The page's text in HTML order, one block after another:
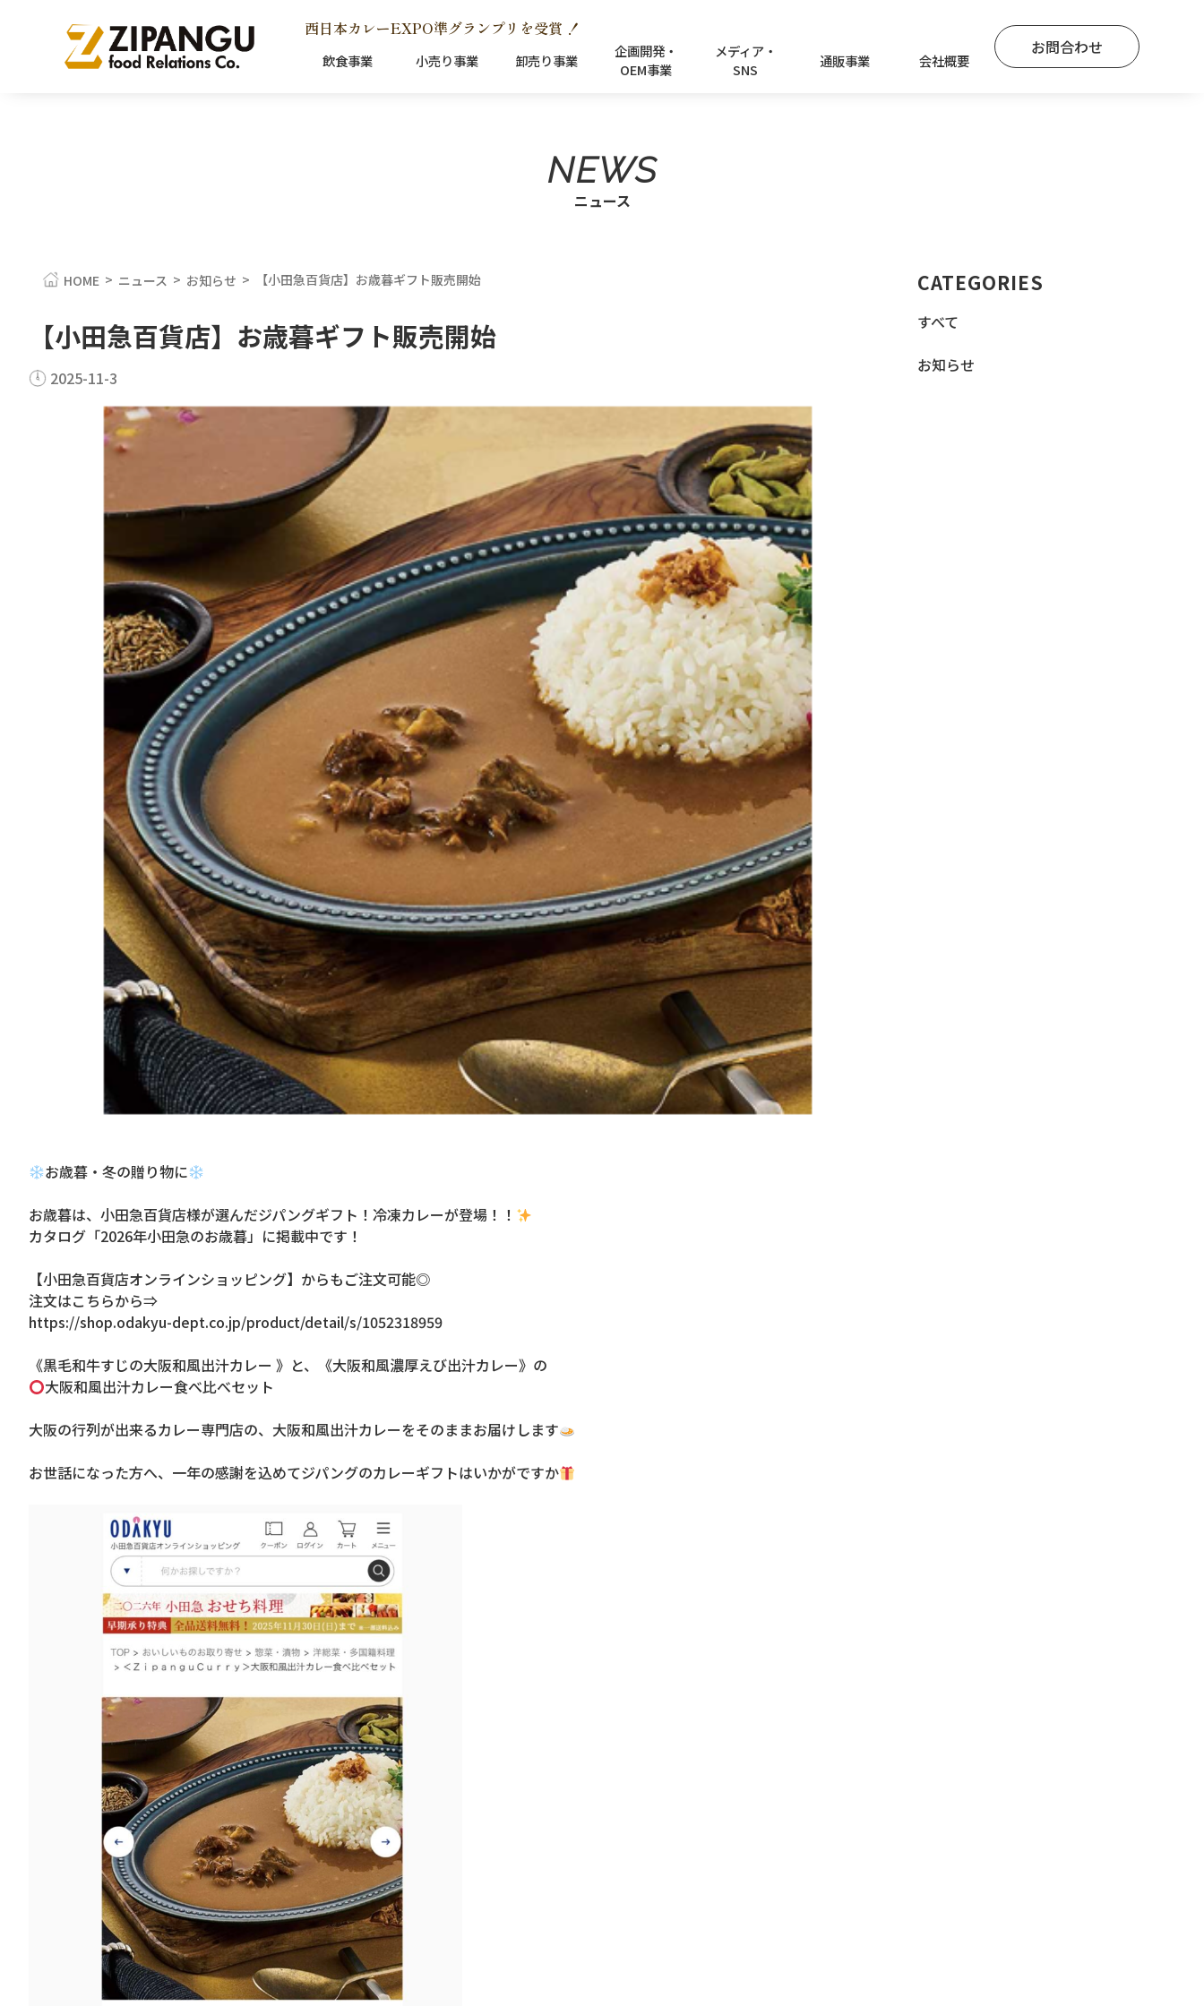
西日本カレーEXPO準グランプリを受賞 ！
飲食事業 小売り事業 卸売り事業
企画開発・
OEM事業
メディア・
SNS
通販事業 会社概要
お問合わせ
NEWS
ニュース
HOME > ニュース > お知らせ > 【小田急百貨店】お歳暮ギフト販売開始
【小田急百貨店】お歳暮ギフト販売開始
2025-11-3
お歳暮・冬の贈り物に
お歳暮は、小田急百貨店様が選んだジパングギフト！冷凍カレーが登場！！
カタログ「2026年小田急のお歳暮」に掲載中です！
【小田急百貨店オンラインショッピング】からもご注文可能◎
注文はこちらから⇒
https://shop.odakyu-dept.co.jp/product/detail/s/1052318959
《黒毛和牛すじの大阪和風出汁カレー 》と、《大阪和風濃厚えび出汁カレー》の
大阪和風出汁カレー食べ比べセット
大阪の行列が出来るカレー専門店の、大阪和風出汁カレーをそのままお届けします
お世話になった方へ、一年の感謝を込めてジパングのカレーギフトはいかがですか
CATEGORIES
すべて
お知らせ